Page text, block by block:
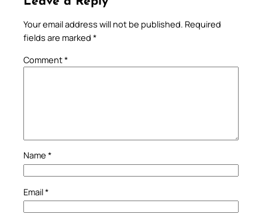
Your email address will not be published. Required
fields are marked *
Comment*
Name *
Email*